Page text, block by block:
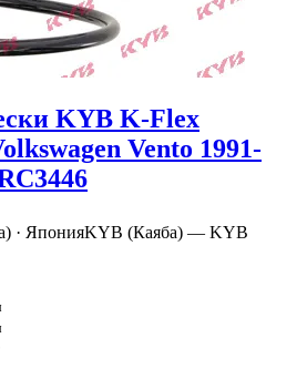
KYB K-Flex
Vento 1991-
· ЯпонияKYB (Каяба) — KYB